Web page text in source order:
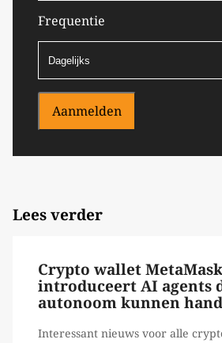
Frequentie
Aanmelden
Lees verder
Crypto wallet MetaMask
introduceert AI agents
autonoom kunnen
Interessant nieuws voor alle